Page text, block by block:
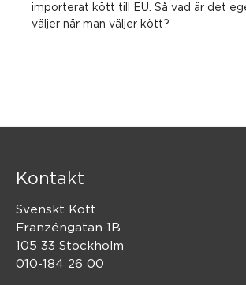
importerat kött till EU. Så vad är det
väljer när man väljer kött?
Kontakt
Svenskt Kött
Franzéngatan 1B
105 33 Stockholm
010-184 26 00